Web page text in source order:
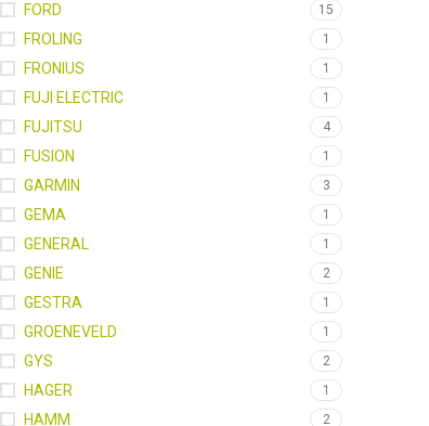
FORD 15
FROLING 1
FRONIUS 1
FUJI ELECTRIC 1
FUJITSU 4
FUSION 1
GARMIN 3
GEMA 1
GENERAL 1
GENIE 2
GESTRA 1
GROENEVELD 1
GYS 2
HAGER 1
HAMM 2